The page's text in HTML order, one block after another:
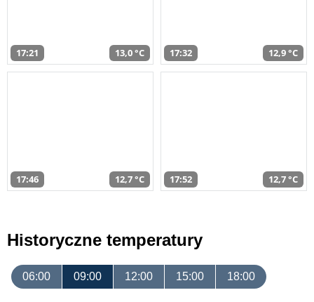
17:21 13,0 °C 17:32 12,9 °C
17:46 12,7 °C 17:52 12,7 °C
Historyczne temperatury
06:00 09:00 12:00 15:00 18:00